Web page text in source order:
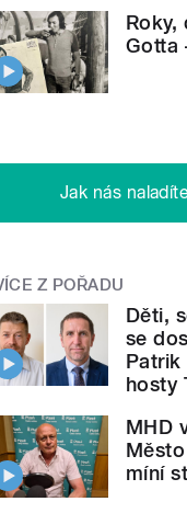
Roky,
Gotta
Jak nás
Z POŘADU
Děti,
se
Patrik
hosty
MHD
míní